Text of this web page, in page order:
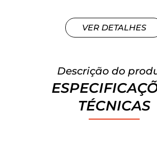
VER DETALHES
Descrição do
TÉCNICAS